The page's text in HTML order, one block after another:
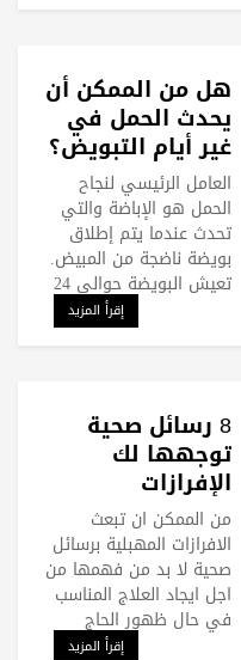
هل من الممكن أن
يحدث الحمل في
غير أيام التبويض؟
العامل الرئيسي لنجاح
الحمل هو الإباضة والتي
تحدث عندما يتم إطلاق
بويضة ناضجة من المبيض.
تعيش البويضة حوالي 24
إقرأ المزيد
8 رسائل صحية
توجهها لك
الإفرازات
المهبلية.. انتبهي
إليها
من الممكن ان تبعث
الافرازات المهبلية برسائل
صحية لا بد من فهمها من
اجل ايجاد العلاج المناسب
في حال ظهور الحاج
إقرأ المزيد